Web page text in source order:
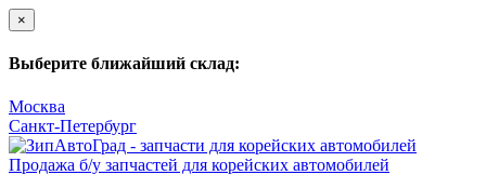
×
Выберите ближайший склад:
Москва
Санкт-Петербург
Продажа б/у запчастей для корейских автомобилей